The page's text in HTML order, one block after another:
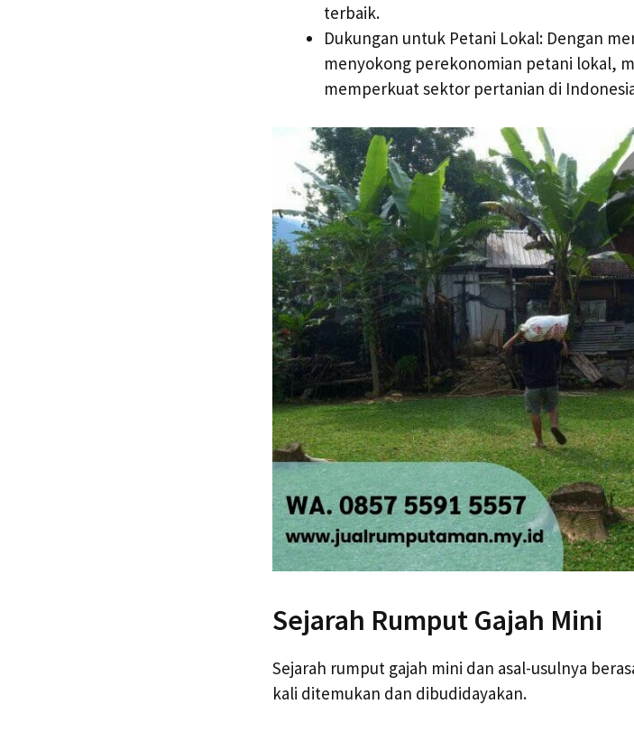
terbaik.
Dukungan untuk Petani Lokal: Dengan
menyokong perekonomian petani lokal,
memperkuat sektor pertanian di
Sejarah Rumput Gajah Mini
Sejarah rumput gajah mini dan asal-usulnya
kali ditemukan dan dibudidayakan.